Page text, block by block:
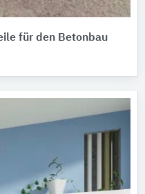
für den Betonbau